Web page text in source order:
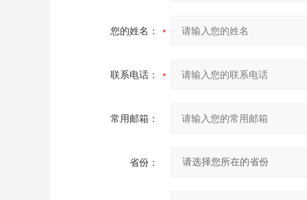
您的姓名：
联系电话：
常用邮箱：
省份：